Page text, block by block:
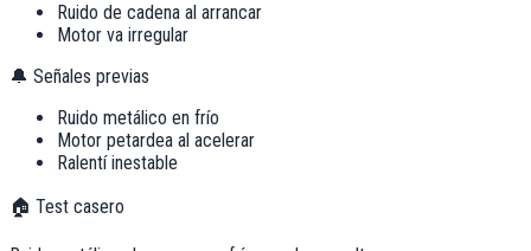
Ruido de cadena al arrancar
Motor va irregular
🔔 Señales previas
Ruido metálico en frío
Motor petardea al acelerar
Ralentí inestable
🏠 Test casero